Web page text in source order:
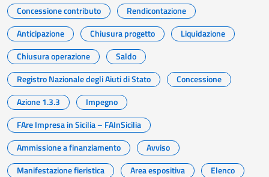
Concessione contributo
Rendicontazione
Anticipazione
Chiusura progetto
Liquidazione
Chiusura operazione
Saldo
Registro Nazionale degli Aiuti di Stato
Concessione
Azione 1.3.3
Impegno
FAre Impresa in Sicilia – FAInSicilia
Ammissione a finanziamento
Avviso
Manifestazione fieristica
Area espositiva
Elenco